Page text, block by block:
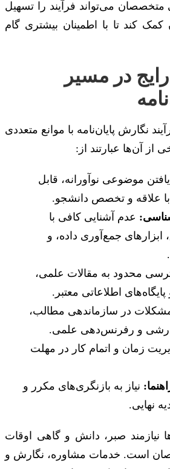
متخصصان می‌تواند فرآیند را تسهیل
کند تا با اطمینان بیشتری گام
در مسیر
نگارش پایان‌نامه با موانع متعددی
از آن‌ها عبارتند از:
یافتن موضوعی نوآورانه، قابل
با علاقه و تخصص دانشجو.
عدم آشنایی کافی با
جمع‌آوری داده، و
محدود به مقالات علمی،
اطلاعاتی معتبر.
در سازماندهی مطالب،
و رفرنس‌دهی علمی.
زمان و اتمام کار در مهلت
نیاز به بازنگری‌های مکرر و
نهایی.
نیازمند صبر، دانش و گاهی اوقات
است. خدمات مشاوره، نگارش و